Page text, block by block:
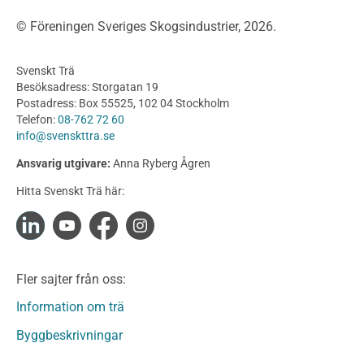
Byggnation och utförande
Utförande
Produkter
Konstruktionsvirke
Konstruktionsvirke Behandlat
Konstruktionsvirke Fingerskarvat
Konstruktionsvirke Fingerskarvat Obehandlat
Limträ
Fanerträ
Fanerträ Obehandlat
© Föreningen Sveriges Skogsindustrier, 2026.
Svenskt Trä
Besöksadress: Storgatan 19
Postadress: Box 55525, 102 04 Stockholm
Telefon:08-762 72 60
info@svenskttra.se
Ansvarig utgivare: Anna Ryberg Ågren
Hitta Svenskt Trä här:
Fler sajter från oss:
Information om trä
Byggbeskrivningar